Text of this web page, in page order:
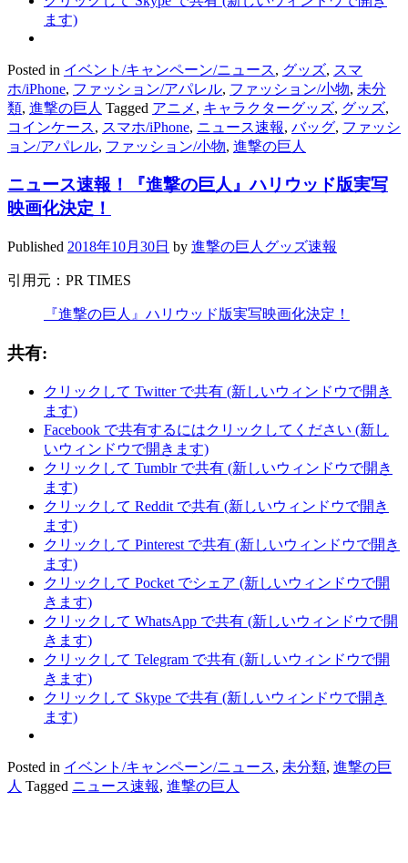
ます)
Posted in イベント/キャンペーン/ニュース, グッズ, スマ
ホ/iPhone, ファッション/アパレル, ファッション/小物, 未分
類, 進撃の巨人 Tagged アニメ , キャラクターグッズ, グッズ,
コインケース, スマホ/iPhone, ニュース速報, バッグ, ファッシ
ョン/アパレル, ファッション/小物, 進撃の巨人
ニュース速報！『進撃の巨人』ハリウッド版実写
映画化決定！
Published 2018年10月30日 by 進撃の巨人グッズ速報
引用元：PR TIMES
『進撃の巨人』ハリウッド版実写映画化決定！
共有:
クリックして Twitter で共有 (新しいウィンドウで開き
ます)
Facebook で共有するにはクリックしてください (新し
いウィンドウで開きます)
クリックして Tumblr で共有 (新しいウィンドウで開き
ます)
クリックして Reddit で共有 (新しいウィンドウで開き
ます)
クリックして Pinterest で共有 (新しいウィンドウで開き
ます)
クリックして Pocket でシェア (新しいウィンドウで開
きます)
クリックして WhatsApp で共有 (新しいウィンドウで開
きます)
クリックして Telegram で共有 (新しいウィンドウで開
きます)
クリックして Skype で共有 (新しいウィンドウで開き
ます)
Posted in イベント/キャンペーン/ニュース, 未分類, 進撃の巨
人 Tagged ニュース速報, 進撃の巨人